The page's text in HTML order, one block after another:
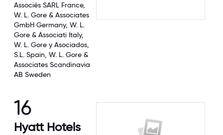
Associés SARL France,
W. L. Gore & Associates
GmbH Germany, W. L.
Gore & Associati Italy,
W. L. Gore y Asociados,
S.L. Spain, W. L. Gore &
Associates Scandinavia
AB Sweden
16
Hyatt Hotels